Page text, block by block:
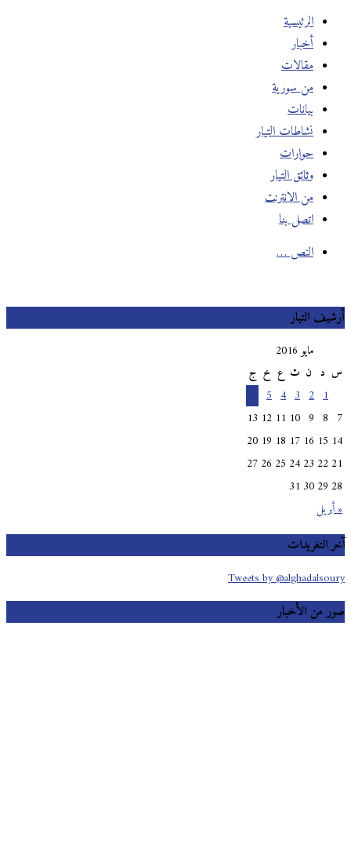
الرئيسية
أخبار
مقالات
من سورية
بيانات
نشاطات التيار
حوارات
وثائق التيار
من الانترنت
اتصل بنا
النص …
التيار
د ن ث ع خ ج
2
3
4
5
6
8
9
10
11
12
13
15
16
17
18
19
20
22
23
24
25
26
27
29
30
31
التغريدات
Tweets by
من الأخبار